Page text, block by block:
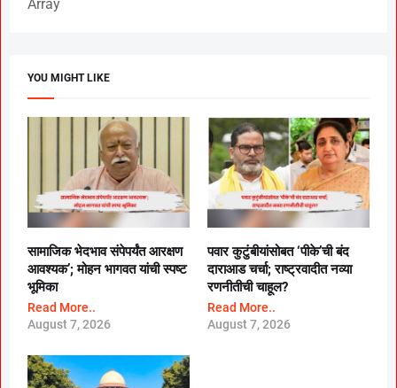
Array
YOU MIGHT LIKE
सामाजिक भेदभाव संपेपर्यंत आरक्षण
आवश्यक’; मोहन भागवत यांची स्पष्ट
भूमिका
Read More..
August 7, 2026
पवार कुटुंबीयांसोबत ‘पीके’ची बंद
दाराआड चर्चा; राष्ट्रवादीत नव्या
रणनीतीची चाहूल?
Read More..
August 7, 2026